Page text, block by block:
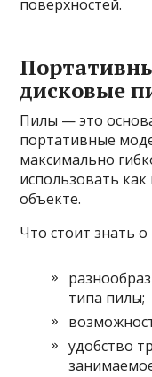
поверхностей.
дисковые
Пилы — это
портативные
максимально
использовать
объекте.
Что стоит знать
типа пилы;
удобство